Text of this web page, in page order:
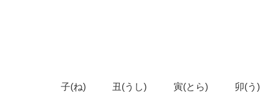
子(ね) 丑(うし) 寅(とら) 卯(う)